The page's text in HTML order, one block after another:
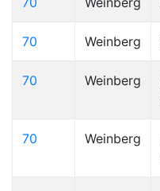
70 Weinberg
70 Weinberg
70 Weinberg